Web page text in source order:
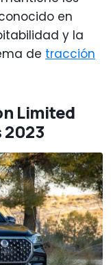
en
y la
de tracción
Limited
2023